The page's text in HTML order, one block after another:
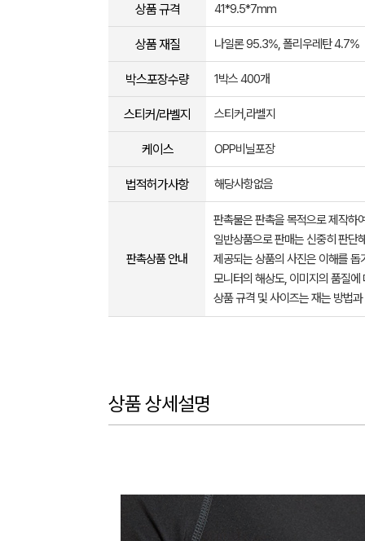
상품 규격 41*9.5*7mm
상품 재질 나일론 95.3%, 폴리우레탄 4.7%
박스포장수량 1박스 400개
스티커/라벨지 스티커,라벨지
케이스 OPP비닐포장
법적허가사항 해당사항없음
판촉상품 안내
판촉물은 판촉을 목적으로 제작하
일반상품으로 판매는 신중히 판단
제공되는 상품의 사진은 이해를
모니터의 해상도, 이미지의 품질
상품 규격 및 사이즈는 재는 방법
상품 상세설명